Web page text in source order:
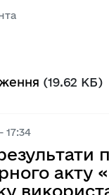
(19.62 КБ)
17:34